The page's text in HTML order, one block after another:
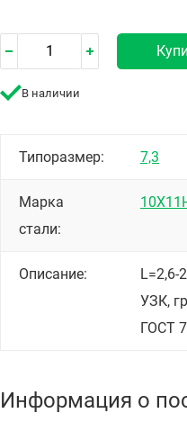
В наличии
Типоразмер: 7,3
Марка
стали:
Описание:
L=2,6-
УЗК,
ГОСТ
Информация о